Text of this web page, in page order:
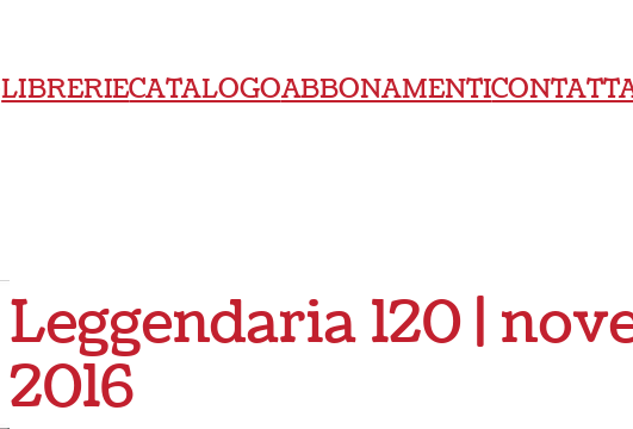
LIBRERIECATALOGOABBONAMENTI
Leggendaria 120 |
2016